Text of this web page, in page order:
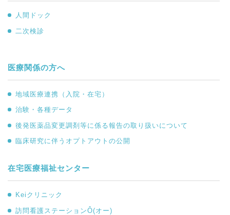
人間ドック
二次検診
医療関係の方へ
地域医療連携（入院・在宅）
治験・各種データ
後発医薬品変更調剤等に係る報告の取り扱いについて
臨床研究に伴うオプトアウトの公開
在宅医療福祉センター
Keiクリニック
訪問看護ステーションÔ(オー)